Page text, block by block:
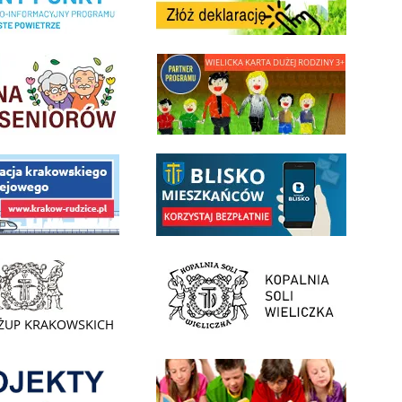
Rady Seniorow - Wieliczka link do strony - Wielicka Karta Dużej Rodziny
Społecznego
budowy linii kolejowej Krakow Rudzicelink do opisu aplikacji - BLISKO, Gmina Wieliczka w
Żup Krakowskich Wieliczka link do strony Kopalni Soli Wieliczka
Informacja o terminach rekrutacji na rok szkolny 2026/